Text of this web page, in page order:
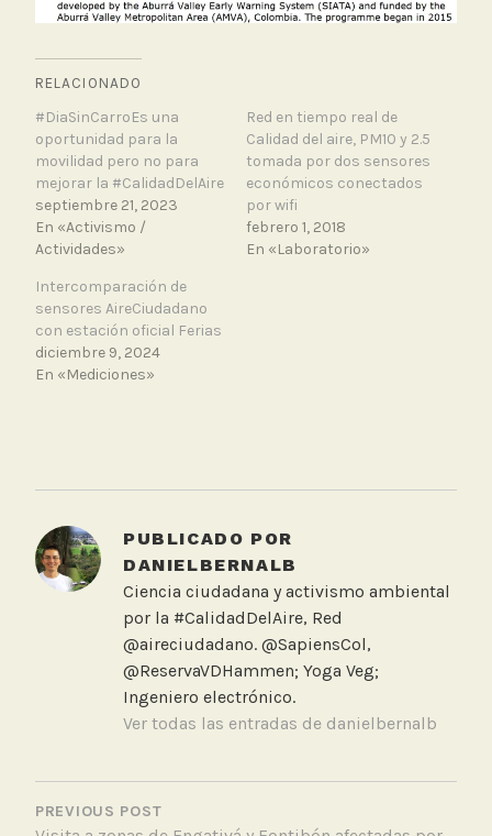
RELACIONADO
#DiaSinCarroEs una
oportunidad para la
movilidad pero no para
mejorar la #CalidadDelAire
septiembre 21, 2023
En «Activismo /
Actividades»
Red en tiempo real de
Calidad del aire, PM10 y 2.5
tomada por dos sensores
económicos conectados
por wifi
febrero 1, 2018
En «Laboratorio»
Intercomparación de
sensores AireCiudadano
con estación oficial Ferias
diciembre 9, 2024
En «Mediciones»
e
d
O
PUBLICADO POR
DANIELBERNALB
Ciencia ciudadana y activismo ambiental
por la #CalidadDelAire, Red
@aireciudadano. @SapiensCol,
@ReservaVDHammen; Yoga Veg;
Ingeniero electrónico.
Ver todas las entradas de danielbernalb
NAVEGACIÓN
DE
PREVIOUS POST